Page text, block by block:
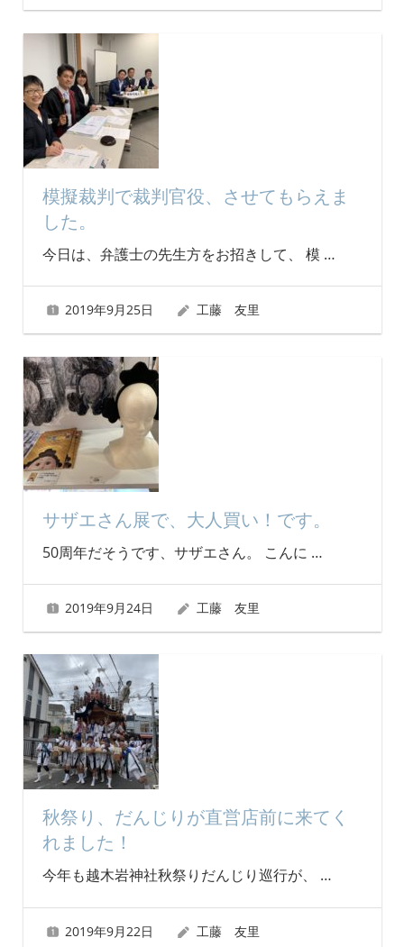
模擬裁判で裁判官役、させてもらえま
した。
今日は、弁護士の先生方をお招きして、 模 …
2019年9月25日 工藤 友里
サザエさん展で、大人買い！です。
50周年だそうです、サザエさん。 こんに …
2019年9月24日 工藤 友里
秋祭り、だんじりが直営店前に来てく
れました！
今年も越木岩神社秋祭りだんじり巡行が、 …
2019年9月22日 工藤 友里